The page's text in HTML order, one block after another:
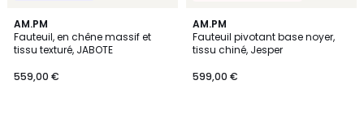
AM.PM
Fauteuil, en chêne massif et
tissu texturé, JABOTE
559,00 €
AM.PM
Fauteuil pivotant base noyer,
tissu chiné, Jesper
599,00 €
4,7
/ 5
2
Couleurs